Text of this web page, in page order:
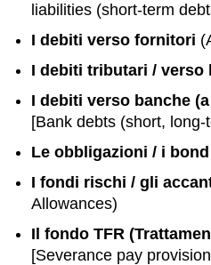
liabilities (short-term
I debiti verso fornitori
I debiti tributari / verso
I debiti verso banche
[Bank debts (short, long-
Le obbligazioni / i
I fondi rischi / gli
Allowances)
Il fondo TFR
[Severance pay